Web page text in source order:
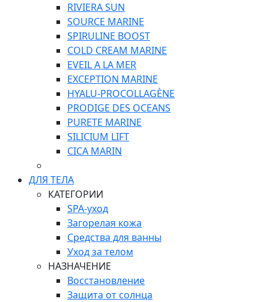
RIVIERA SUN
SOURCE MARINE
SPIRULINE BOOST
COLD CREAM MARINE
EVEIL A LA MER
EXCEPTION MARINE
HYALU-PROCOLLAGÈNE
PRODIGE DES OCEANS
PURETE MARINE
SILICIUM LIFT
СICA MARIN
ДЛЯ ТЕЛА
КАТЕГОРИИ
SPA-уход
Загорелая кожа
Средства для ванны
Уход за телом
НАЗНАЧЕНИЕ
Восстановление
Защита от солнца